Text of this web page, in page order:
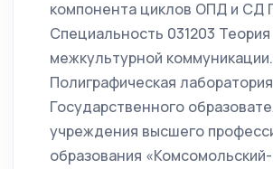
компонента циклов ОПД и СД
Специальность 031203 Теория
межкультурной
Полиграфическая лаборатория
Государственного
учреждения высшего
образования